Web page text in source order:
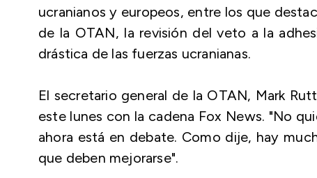
ucranianos y europeos, entre los que
de la OTAN, la revisión del veto a la
drástica de las fuerzas ucranianas.
El secretario general de la OTAN, Mark
este lunes con la cadena Fox News. "No
ahora está en debate. Como dije, hay
que deben mejorarse".